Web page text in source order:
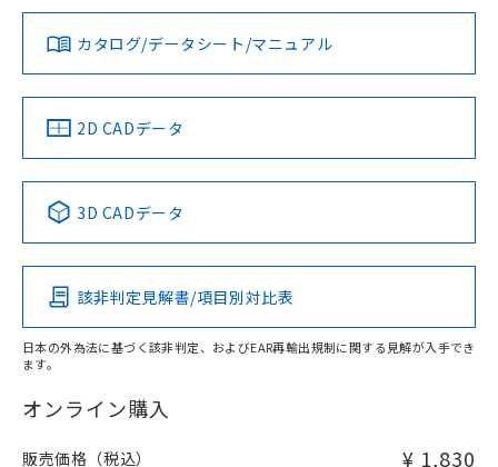
ダウンロードデータをご利用いただく前に、以下を必ずお読
みください。
ソフトウェアの使用条件
対応済み
中国 RoHS 注意事項・凡例
Pb Hg Cd Cr(VI)
O
在庫等で未対応品が混在する可能性があります。
問い合わせください。
カタログ/データシート/マニュアル
2D CADデータ
3D CADデータ
該非判定見解書/項目別対比表
日本の外為法に基づく該非判定、およびEAR再輸出規制に関する見解が入手でき
ます。
オンライン購入
販売価格（税込） ¥ 1,830